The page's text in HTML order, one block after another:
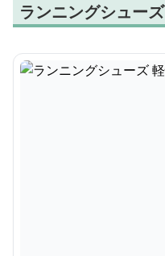
ランニングシューズ